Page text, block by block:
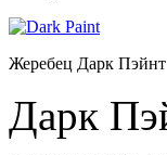
Жеребец Дарк Пэйнт
Дарк